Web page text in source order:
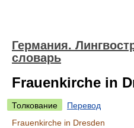
Германия.
словарь
Frauenkirche in
Толкование
Перевод
Frauenkirche in Dresden